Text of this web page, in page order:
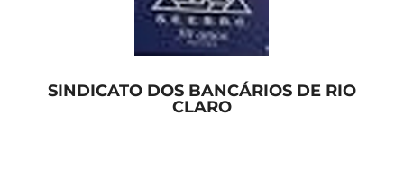
SINDICATO DOS BANCÁRIOS DE RIO
CLARO